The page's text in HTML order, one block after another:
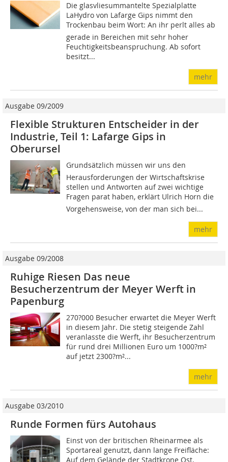
Die glasvliesummantelte Spezialplatte
LaHydro von Lafarge Gips nimmt den
Trockenbau beim Wort: An ihr perlt alles ab 
gerade in Bereichen mit sehr hoher
Feuchtigkeitsbeanspruchung. Ab sofort
besitzt...
mehr
Ausgabe 09/2009
Flexible Strukturen Entscheider in der
Industrie, Teil 1: Lafarge Gips in
Oberursel
Grundsätzlich müssen wir uns den
Herausforderungen der Wirtschaftskrise
stellen und Antworten auf zwei wichtige
Fragen parat haben, erklärt Ulrich Horn die
Vorgehensweise, von der man sich bei...
mehr
Ausgabe 09/2008
Ruhige Riesen Das neue
Besucherzentrum der Meyer Werft in
Papenburg
270?000 Besucher erwartet die Meyer Werft
in diesem Jahr. Die stetig steigende Zahl
veranlasste die Werft, ihr Besucherzentrum
für rund drei Millionen Euro um 1000?m²
auf jetzt 2300?m²...
mehr
Ausgabe 03/2010
Runde Formen fürs Autohaus
Einst von der britischen Rheinarmee als
Sportareal genutzt, dann lange Freifläche:
Auf dem Gelände der Stadtkrone Ost,